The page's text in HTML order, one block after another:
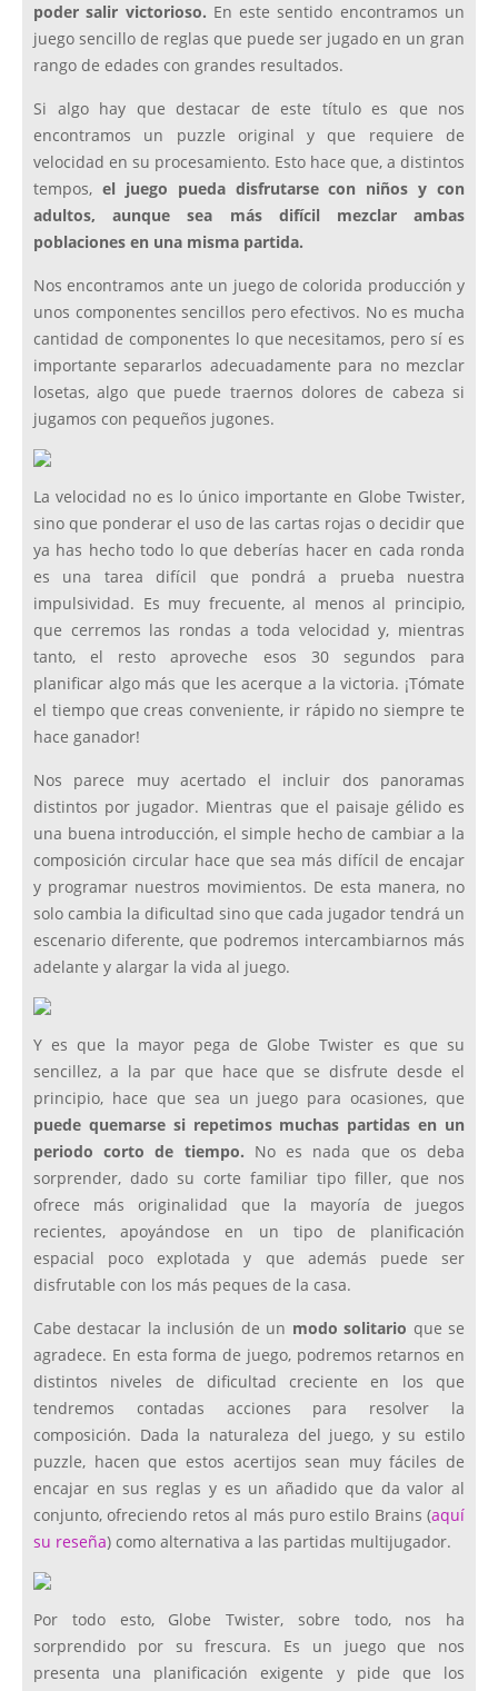
poder salir victorioso. En este sentido encontramos un
juego sencillo de reglas que puede ser jugado en un gran
rango de edades con grandes resultados.
Si algo hay que destacar de este título es que nos
encontramos un puzzle original y que requiere de
velocidad en su procesamiento. Esto hace que, a distintos
tempos, el juego pueda disfrutarse con niños y con
adultos, aunque sea más difícil mezclar ambas
poblaciones en una misma partida.
Nos encontramos ante un juego de colorida producción y
unos componentes sencillos pero efectivos. No es mucha
cantidad de componentes lo que necesitamos, pero sí es
importante separarlos adecuadamente para no mezclar
losetas, algo que puede traernos dolores de cabeza si
jugamos con pequeños jugones.
La velocidad no es lo único importante en Globe Twister,
sino que ponderar el uso de las cartas rojas o decidir que
ya has hecho todo lo que deberías hacer en cada ronda
es una tarea difícil que pondrá a prueba nuestra
impulsividad. Es muy frecuente, al menos al principio,
que cerremos las rondas a toda velocidad y, mientras
tanto, el resto aproveche esos 30 segundos para
planificar algo más que les acerque a la victoria. ¡Tómate
el tiempo que creas conveniente, ir rápido no siempre te
hace ganador!
Nos parece muy acertado el incluir dos panoramas
distintos por jugador. Mientras que el paisaje gélido es
una buena introducción, el simple hecho de cambiar a la
composición circular hace que sea más difícil de encajar
y programar nuestros movimientos. De esta manera, no
solo cambia la dificultad sino que cada jugador tendrá un
escenario diferente, que podremos intercambiarnos más
adelante y alargar la vida al juego.
Y es que la mayor pega de Globe Twister es que su
sencillez, a la par que hace que se disfrute desde el
principio, hace que sea un juego para ocasiones, que
puede quemarse si repetimos muchas partidas en un
periodo corto de tiempo. No es nada que os deba
sorprender, dado su corte familiar tipo filler, que nos
ofrece más originalidad que la mayoría de juegos
recientes, apoyándose en un tipo de planificación
espacial poco explotada y que además puede ser
disfrutable con los más peques de la casa.
Cabe destacar la inclusión de un modo solitario que se
agradece. En esta forma de juego, podremos retarnos en
distintos niveles de dificultad creciente en los que
tendremos contadas acciones para resolver la
composición. Dada la naturaleza del juego, y su estilo
puzzle, hacen que estos acertijos sean muy fáciles de
encajar en sus reglas y es un añadido que da valor al
conjunto, ofreciendo retos al más puro estilo Brains (aquí
su reseña) como alternativa a las partidas multijugador.
Por todo esto, Globe Twister, sobre todo, nos ha
sorprendido por su frescura. Es un juego que nos
presenta una planificación exigente y pide que los